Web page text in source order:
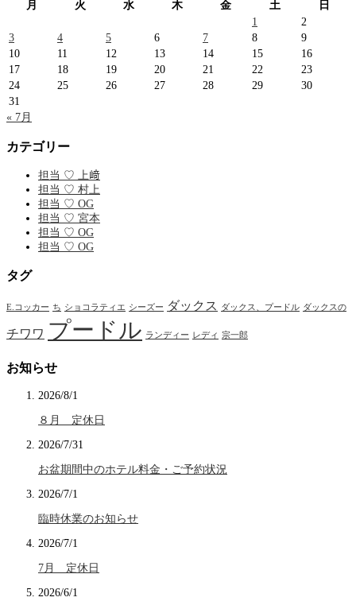
月
火 水 木 金 土
日
1
2
3
4 5 6 7 8
9
10
11 12 13 14 15
16
17
18 19 20 21 22
23
24
25 26 27 28 29
30
31
« 7月
カテゴリー
担当 ♡ 上﨑
担当 ♡ 村上
担当 ♡ OG
担当 ♡ 宮本
担当 ♡ OG
担当 ♡ OG
タグ
E.コッカー ち ショコラティエ シーズー ダックス ダックス、プードル ダックスの
チワワ プードル ランディー レディ 宗一郎
お知らせ
2026/8/1
８月 定休日
2026/7/31
お盆期間中のホテル料金・ご予約状況
2026/7/1
臨時休業のお知らせ
2026/7/1
7月 定休日
2026/6/1